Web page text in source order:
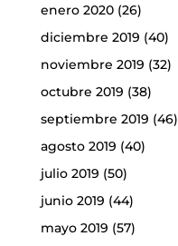
enero 2020(26)
diciembre 2019 (40)
noviembre 2019 (32)
octubre 2019 (38)
septiembre 2019 (46)
agosto 2019 (40)
julio 2019 (50)
junio 2019 (44)
mayo 2019 (57)